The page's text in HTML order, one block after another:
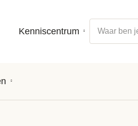
Kenniscentrum